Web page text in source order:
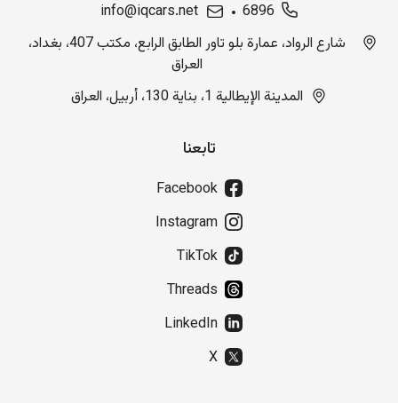
6896
info@iqcars.net
شارع الرواد، عمارة بلو تاور الطابق الرابع، مكتب 407، بغداد،
العراق
المدينة الإيطالية 1، بناية 130، أربيل، العراق
تابعنا
Facebook
Instagram
TikTok
Threads
LinkedIn
X